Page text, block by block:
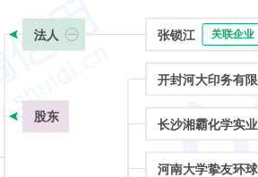
法人
股东
张锁江 关联企业
开封河大印务有
长沙湘霸化学实
河南大学挚友环